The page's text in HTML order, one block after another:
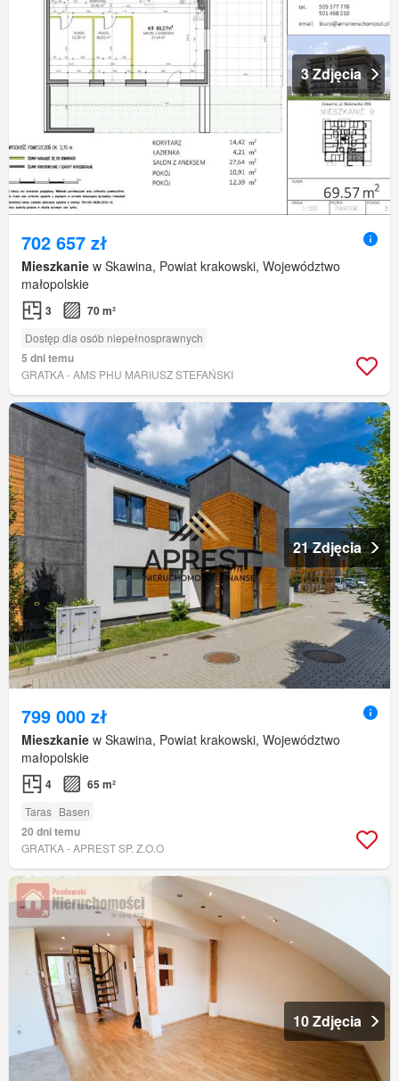
3 Zdjęcia
702 657 zł
Mieszkanie w Skawina, Powiat krakowski, Województwo
małopolskie
3 70 m²
Dostęp dla osób niepełnosprawnych
5 dni temu
GRATKA - AMS PHU MARIUSZ STEFAŃSKI
21 Zdjęcia
799 000 zł
Mieszkanie w Skawina, Powiat krakowski, Województwo
małopolskie
4 65 m²
Taras Basen
20 dni temu
GRATKA - APREST SP. Z.O.O
10 Zdjęcia